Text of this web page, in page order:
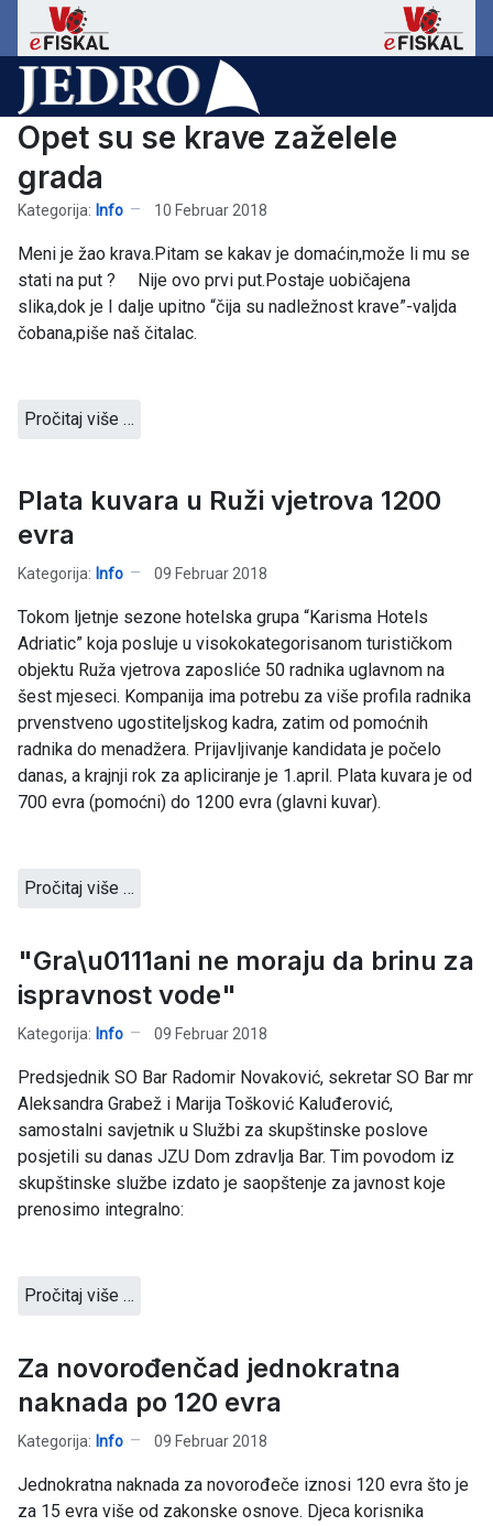
Opet su se krave zaželele
grada
Kategorija: Info 10 Februar 2018
Meni je žao krava.Pitam se kakav je domaćin,može li mu se
stati na put ? Nije ovo prvi put.Postaje uobičajena
slika,dok je I dalje upitno “čija su nadležnost krave”-valjda
čobana,piše naš čitalac.
Pročitaj više …
Plata kuvara u Ruži vjetrova 1200
evra
Kategorija: Info 09 Februar 2018
Tokom ljetnje sezone hotelska grupa “Karisma Hotels
Adriatic” koja posluje u visokokategorisanom turističkom
objektu Ruža vjetrova zaposliće 50 radnika uglavnom na
šest mjeseci. Kompanija ima potrebu za više profila radnika
prvenstveno ugostiteljskog kadra, zatim od pomoćnih
radnika do menadžera. Prijavljivanje kandidata je počelo
danas, a krajnji rok za apliciranje je 1.april. Plata kuvara je od
700 evra (pomoćni) do 1200 evra (glavni kuvar).
Pročitaj više …
"Gra\u0111ani ne moraju da brinu za
ispravnost vode"
Kategorija: Info 09 Februar 2018
Predsjednik SO Bar Radomir Novaković, sekretar SO Bar mr
Aleksandra Grabež i Marija Tošković Kaluđerović,
samostalni savjetnik u Službi za skupštinske poslove
posjetili su danas JZU Dom zdravlja Bar. Tim povodom iz
skupštinske službe izdato je saopštenje za javnost koje
prenosimo integralno:
Pročitaj više …
Za novorođenčad jednokratna
naknada po 120 evra
Kategorija: Info 09 Februar 2018
Jednokratna naknada za novorođeče iznosi 120 evra što je
za 15 evra više od zakonske osnove. Djeca korisnika